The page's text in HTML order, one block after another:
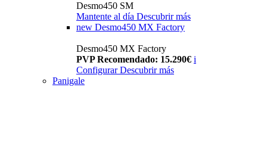
Desmo450 SM
Mantente al día Descubrir más
new Desmo450 MX Factory
Desmo450 MX Factory
PVP Recomendado: 15.290€ i
Configurar Descubrir más
Panigale